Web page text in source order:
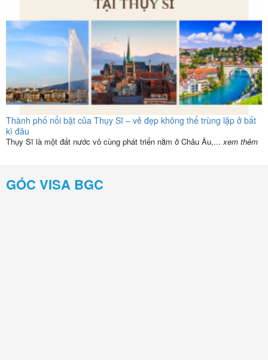
Thành phố nổi bật của Thụy Sĩ – vẻ đẹp không thể trùng lặp ở bất
kì đâu
Thụy Sĩ là một đất nước vô cùng phát triển nằm ở Châu Âu,... xem thêm
GÓC VISA BGC